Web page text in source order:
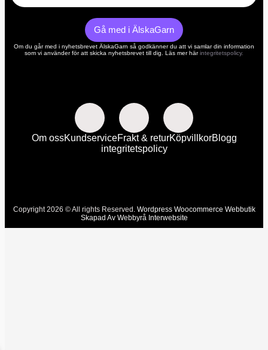
Gå med i ÄlskaGarn
Om du går med i nyhetsbrevet ÄlskaGarn så godkänner du att vi samlar din information
som vi använder för att skicka nyhetsbrevet till dig. Läs mer härintegritetspolicy.
Om ossKundserviceFrakt & returKöpvillkorBlogg
integritetspolicy
Copyright 2026 © All rights Reserved. Wordpress Woocommerce Webbutik
Skapad Av Webbyrå Interwebsite